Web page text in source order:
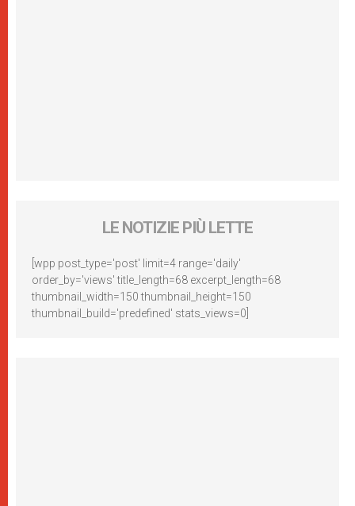
LE NOTIZIE PIÙ LETTE
[wpp post_type='post' limit=4 range='daily'
order_by='views' title_length=68 excerpt_length=68
thumbnail_width=150 thumbnail_height=150
thumbnail_build='predefined' stats_views=0]